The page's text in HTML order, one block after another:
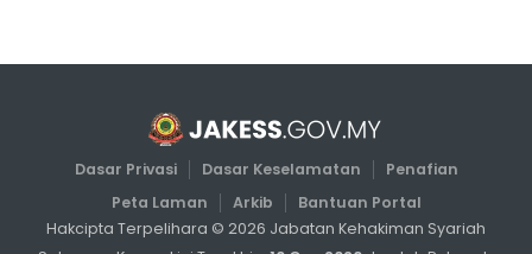
Dasar Privasi Dasar Keselamatan
Penafian
Peta Laman
Arkib
Bantuan Portal
Hakcipta Terpelihara © 2026 Jabatan Kehakiman Syariah